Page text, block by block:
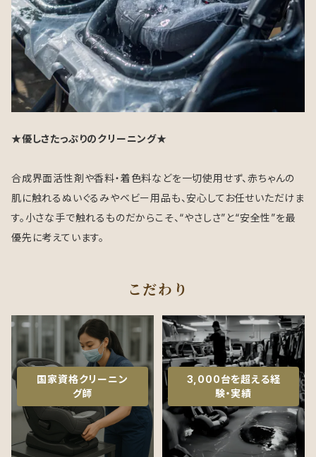
★優しさたっぷりのクリーニング★
合成界面活性剤や香料・着色料などを一切使用せず、赤ちゃんの
肌に触れるぬいぐるみやベビー用品も、安心してお任せいただけま
す。小さな手で触れるものだからこそ、“やさしさ”と“安全性”を最
優先に考えています。
こだわり
国家資格クリーニン
グ師
3,000台を超える経
験・実績